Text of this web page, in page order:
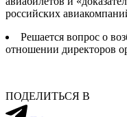
российских
Решается вопрос о
отношении директоров
ПОДЕЛИТЬСЯ В